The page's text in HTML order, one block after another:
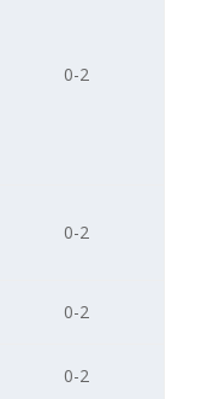
0-2
0-2
0-2
0-2